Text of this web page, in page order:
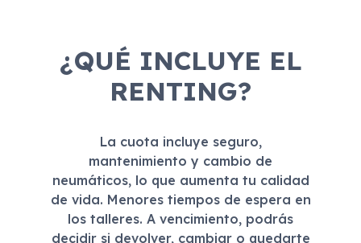
¿QUÉ INCLUYE EL
RENTING?
La cuota incluye seguro,
mantenimiento y cambio de
neumáticos, lo que aumenta tu calidad
de vida. Menores tiempos de espera en
los talleres. A vencimiento, podrás
decidir si devolver, cambiar o quedarte